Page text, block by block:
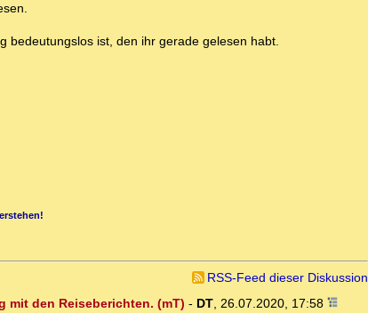
bedeutungslos ist, den ihr gerade gelesen habt.
RSS-Feed dieser Diskussion
mit den Reiseberichten. (mT) - DT, 26.07.2020, 17:58